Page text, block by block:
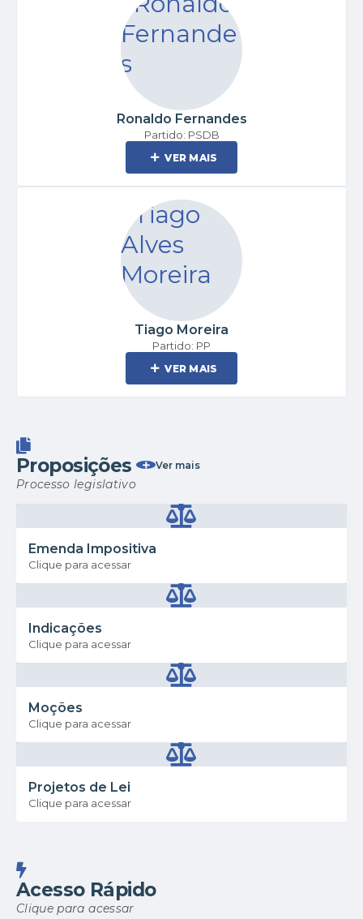
Ronaldo Fernandes
Partido: PSDB
VER MAIS
Tiago Moreira
Partido: PP
VER MAIS
Proposições
Processo legislativo
Ver mais
Emenda Impositiva
Clique para acessar
Indicações
Clique para acessar
Moções
Clique para acessar
Projetos de Lei
Clique para acessar
Acesso Rápido
Clique para acessar